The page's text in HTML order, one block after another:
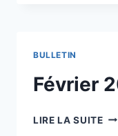
BULLETIN
Février
LIRE LA SUITE